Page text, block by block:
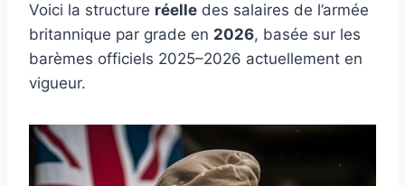
Voici la structure réelle des salaires de l’armée
britannique par grade en 2026, basée sur les
barèmes officiels 2025–2026 actuellement en
vigueur.